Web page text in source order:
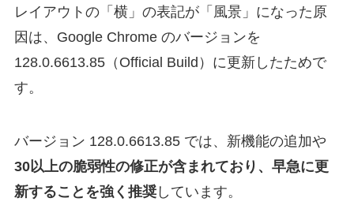
レイアウトの「横」の表記が「風景」になった原
因は、Google Chrome のバージョンを
128.0.6613.85（Official Build）に更新したためで
す。
バージョン 128.0.6613.85 では、新機能の追加や
30以上の脆弱性の修正が含まれており、早急に更
新することを強く推奨しています。